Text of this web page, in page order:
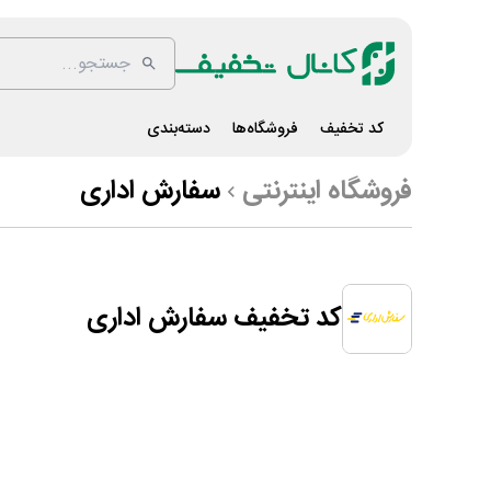
کد تخفیف فروشگاه‌ها دسته‌بندی
فروشگاه اینترنتی سفارش اداری
کد تخفیف سفارش اداری